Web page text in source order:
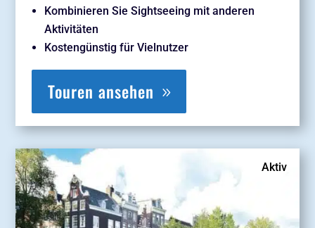
Kombinieren Sie Sightseeing mit anderen
Aktivitäten
Kostengünstig für Vielnutzer
Touren ansehen
Aktiv